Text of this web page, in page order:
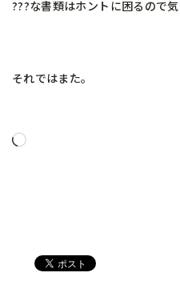
???な書類はホントに困るので
それではまた。
読